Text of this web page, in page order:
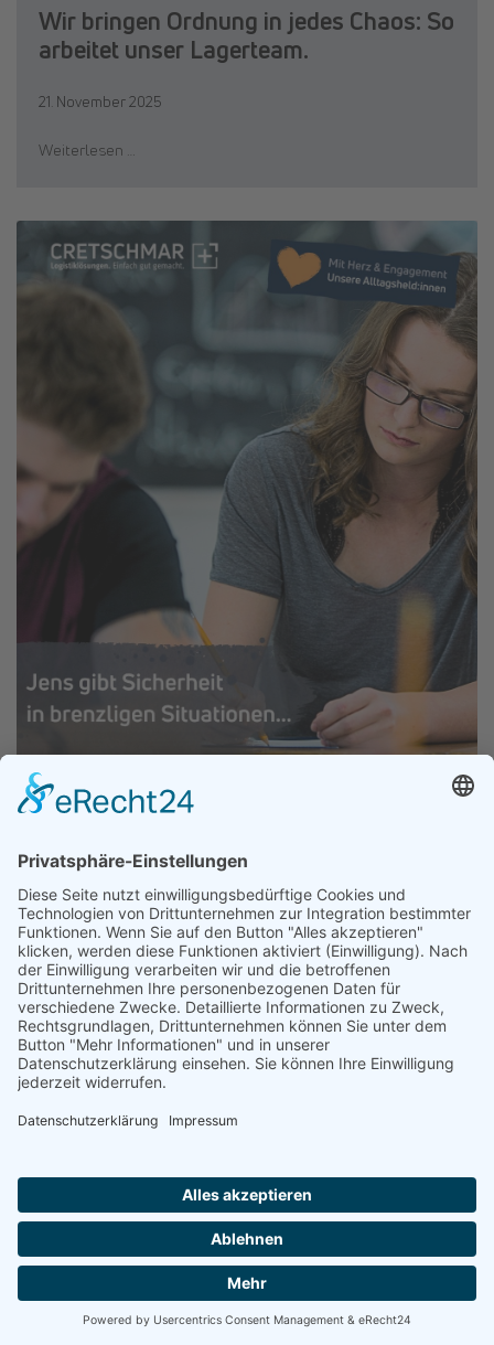
Wir bringen Ordnung in jedes Chaos: So
arbeitet unser Lagerteam.
21. November 2025
Weiterlesen …
Situationen…
20. November 2025
Weiterlesen …